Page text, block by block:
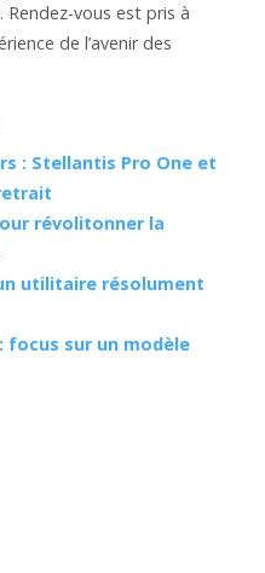
vous est pris à
de l’avenir des
: Stellantis Pro One et
révolitonner la
utilitaire résolument
focus sur un modèle